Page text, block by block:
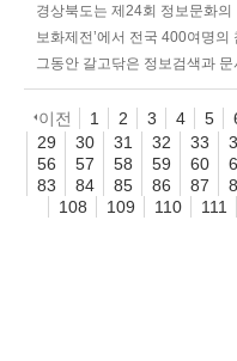
경상북도는 제24회 정보문화
보화제전’에서 전국 400여명의
그동안 갈고닦은 정보검색과
이전 1 2 3 4 5
29
30 31 32 33
56
57 58 59 60
83
84 85 86 87
108
109 110 111